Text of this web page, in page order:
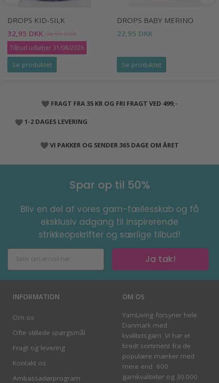
DROPS KID-SILK
32,95 DKK 34,95 DKK
Tilbud udløber 31/08/2026
Se produktet
DROPS BABY MERINO
22,95 DKK
Se produktet
FRAGT FRA 35 KR OG FRI FRAGT VED 499,-
1-2 DAGES LEVERING
VI PAKKER OG SENDER 365 DAGE OM ÅRET
Spar op til 50%
Bliv en del af vores garn-fællesskab og få
eksklusiv adgang til inspirerende
strikkeopskrifter og særlige tilbud!
Ja tak!
INFORMATION
Om os
Ofte stillede spørgsmål
Fragt og levering
Kontakt os
Ambassadørprogram
OM OS
YarnLiving forsyner hele
Danmark med
kvalitetsgarn. Vi har et
bredt sortiment fra de
populære mærker med
mere end 600
garnkvaliteter og 30.000